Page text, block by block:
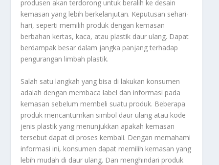
produsen akan terdorong untuk beralih ke desain
kemasan yang lebih berkelanjutan. Keputusan sehari-
hari, seperti memilih produk dengan kemasan
berbahan kertas, kaca, atau plastik daur ulang. Dapat
berdampak besar dalam jangka panjang terhadap
pengurangan limbah plastik.
Salah satu langkah yang bisa di lakukan konsumen
adalah dengan membaca label dan informasi pada
kemasan sebelum membeli suatu produk. Beberapa
produk mencantumkan simbol daur ulang atau kode
jenis plastik yang menunjukkan apakah kemasan
tersebut dapat di proses kembali. Dengan memahami
informasi ini, konsumen dapat memilih kemasan yang
lebih mudah di daur ulang. Dan menghindari produk